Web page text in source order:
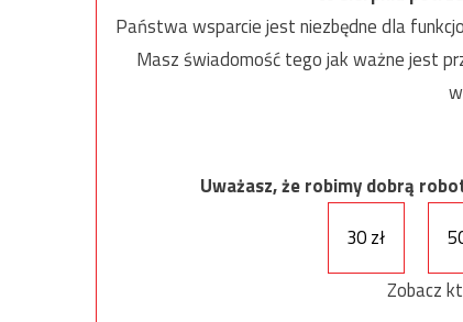
Państwa wsparcie jest niezbędne dla
Masz świadomość tego jak ważne jest
Uważasz, że robimy dobrą
30 zł
Zobacz